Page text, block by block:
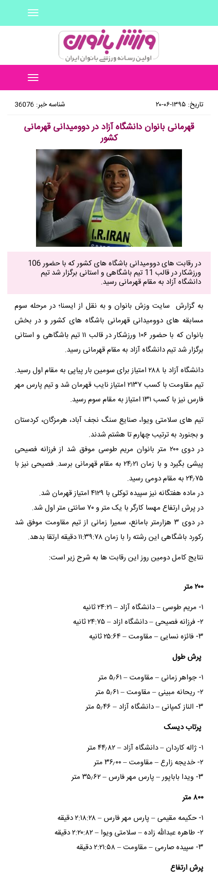
Toggle
navigation
Toggle
navigation
تاریخ: ۱۳۹۵-۰۶-۲۰
شناسه خبر: 36076
قهرمانی بانوان دانشگاه آزاد در دوومیدانی قهرمانی
کشور
در رقابت های دوومیدانی باشگاه های کشور که‌ با حضور 106
ورزشکار در قالب 11 تیم باشگاهی و استانی برگزار شد تیم
دانشگاه آزاد به مقام قهرمانی رسید.
به گزارش سایت وزش بانوان و به نقل از ایسنا؛ در مرحله سوم
مسابقه های دوومیدانی قهرمانی باشگاه های کشور و در بخش
بانوان که با حضور ۱۰۶ ورزشکار در قالب ۱۱ تیم باشگاهی و استانی
برگزار شد تیم دانشگاه آزاد به مقام قهرمانی رسید.
دانشگاه آزاد با ۲۸۸ امتیاز برای سومین بار پیاپی به مقام اول رسید.
تیم مقاومت با کسب ۲۱۳۷ امتیاز نایب قهرمان شد و تیم پارس مهر
فارس نیز با کسب ۱۳۱ امتیاز به مقام سوم رسید.
تیم های سلامتی ویوا، صنایع سنگ نجف آباد، هرمزگان، کردستان
و بجنورد به ترتیب چهارم تا هشتم شدند.
در دوی ۲۰۰ متر بانوان مریم طوسی موفق شد از فرزانه فصیحی
پیشی بگیرد و با زمان ۲۴٫۲۱ به مقام قهرمانی برسد. فصیحی نیز با
۲۴٫۷۵ به مقام دومی رسید.
در ماده هفتگانه نیز سپیده توکلی با ۴۱۲۹ امتیاز قهرمان شد.
در پرش ارتفاع مهسا کارگر با یک متر و ۷۰ سانتی متر اول شد.
در دوی ۳ هزارمتر بامانع، سمیرا زمانی از تیم مقاومت موفق شد
رکورد باشگاهی این رشته را با زمان ۱۱:۳۹:۷۸ دقیقه ارتقا بدهد.
نتایج کامل دومین روز این رقابت ها به شرح زیر است:
۲۰۰ متر
۱- مریم طوسی – دانشگاه آزاد – ۲۴:۲۱ ثانیه
۲- فرزانه فصیحی – دانشگاه ازاد – ۲۴:۷۵ ثانیه
۳- فائزه نسایی – مقاومت – ۲۵:۶۴ ثانیه
پرش طول
۱- جواهر زمانی – مقاومت – ۵٫۶۱ متر
۲- ریحانه مبینی – مقاومت – ۵٫۶۱ متر
۳- الناز کمپانی – دانشگاه آزاد – ۵٫۴۶ متر
پرتاب دیسک
۱- ژاله کاردان – دانشگاه آزاد – ۴۴٫۸۲ متر
۲- خدیجه زارع – مقاومت – ۳۶٫۰۰ متر
۳- ویدا باباپور – پارس مهر فارس – ۳۵٫۶۲ متر
۸۰۰ متر
۱- حکیمه مقیمی – پارس مهر فارس – ۲:۱۸:۲۸ دقیقه
۲- طاهره عبدالله زاده – سلامتی ویوا – ۲:۲۰:۸۲ دقیقه
۳- سپیده صارمی – مقاومت – ۲:۲۱:۵۸ دقیقه
پرش ارتفاع